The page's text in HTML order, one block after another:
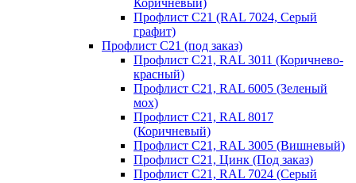
Профлист С21 (RAL 7024, Серый
графит)
Профлист С21 (под заказ)
Профлист С21, RAL 3011 (Коричнево-
красный)
Профлист С21, RAL 6005 (Зеленый
мох)
Профлист С21, RAL 8017
(Коричневый)
Профлист С21, RAL 3005 (Вишневый)
Профлист С21, Цинк (Под заказ)
Профлист С21, RAL 7024 (Серый